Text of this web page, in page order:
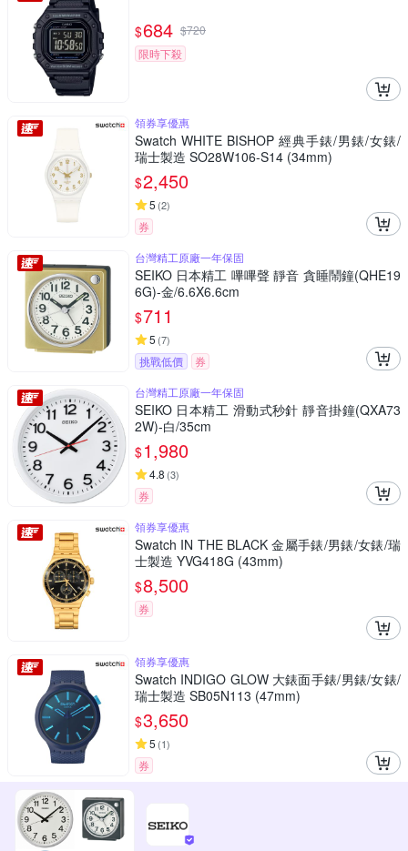
$684 $720
限時下殺
領券享優惠
Swatch WHITE BISHOP 經典手錶/男錶/女錶/
瑞士製造 SO28W106-S14 (34mm)
$2,450
5 (2)
券
台灣精工原廠一年保固
SEIKO 日本精工 嗶嗶聲 靜音 貪睡鬧鐘(QHE19
6G)-金/6.6X6.6cm
$711
5 (7)
挑戰低價
券
台灣精工原廠一年保固
SEIKO 日本精工 滑動式秒針 靜音掛鐘(QXA73
2W)-白/35cm
$1,980
4.8 (3)
券
領券享優惠
Swatch IN THE BLACK 金屬手錶/男錶/女錶/瑞
士製造 YVG418G (43mm)
$8,500
券
領券享優惠
Swatch INDIGO GLOW 大錶面手錶/男錶/女錶/
瑞士製造 SB05N113 (47mm)
$3,650
5 (1)
券